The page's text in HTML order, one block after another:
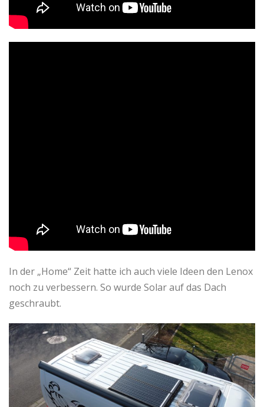
In der „Home“ Zeit hatte ich auch viele Ideen den Lenox
noch zu verbessern. So wurde Solar auf das Dach
geschraubt.